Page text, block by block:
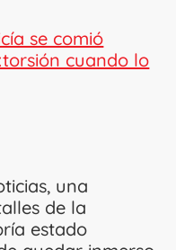
se comió
cuando lo
una
de la
estado